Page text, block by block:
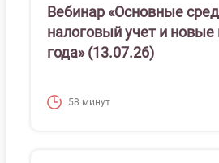
Вебинар «Основные
налоговый учет и
года» (13.07.26)
58 минут